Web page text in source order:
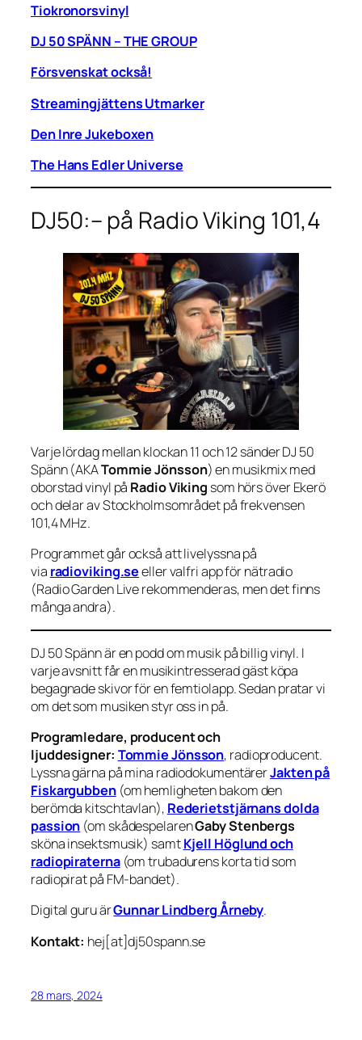
Tiokronorsvinyl
DJ 50 SPÄNN – THE GROUP
Försvenskat också!
Streamingjättens Utmarker
Den Inre Jukeboxen
The Hans Edler Universe
DJ50:– på Radio Viking 101,4
Varje lördag mellan klockan 11 och 12 sänder DJ 50
Spänn (AKATommie Jönsson) en musikmix med
oborstad vinyl på Radio Viking som hörs över Ekerö
och delar av Stockholmsområdet på frekvensen
101,4 MHz.
Programmet går också att livelyssna på
via radioviking.seeller valfri app för nätradio
(Radio Garden Live rekommenderas, men det finns
många andra).
DJ 50 Spänn är en podd om musik på billig vinyl. I
varje avsnitt får en musikintresserad gäst köpa
begagnade skivor för en femtiolapp. Sedan pratar vi
om det som musiken styr oss in på.
Programledare, producent och
ljuddesigner: Tommie Jönsson, radioproducent.
Lyssna gärna på mina radiodokumentärerJakten på
Fiskargubben (om hemligheten bakom den
berömda kitschtavlan), Rederietstjärnans dolda
passion (om skådespelarenGaby Stenbergs
sköna insektsmusik) samtKjell Höglund och
radiopiraterna(om trubadurens korta tid som
radiopirat på FM-bandet).
Digital guru ärGunnar Lindberg Årneby.
Kontakt: hej[at]dj50spann.se
28 mars, 2024